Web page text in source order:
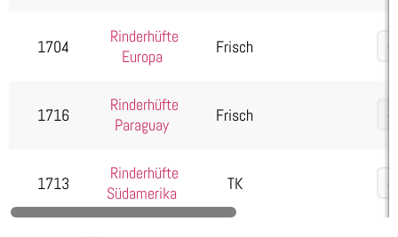
1704
Rinderhüfte
Europa
Frisch
1716
Rinderhüfte
Paraguay
Frisch
1713
Rinderhüfte
Südamerika
TK